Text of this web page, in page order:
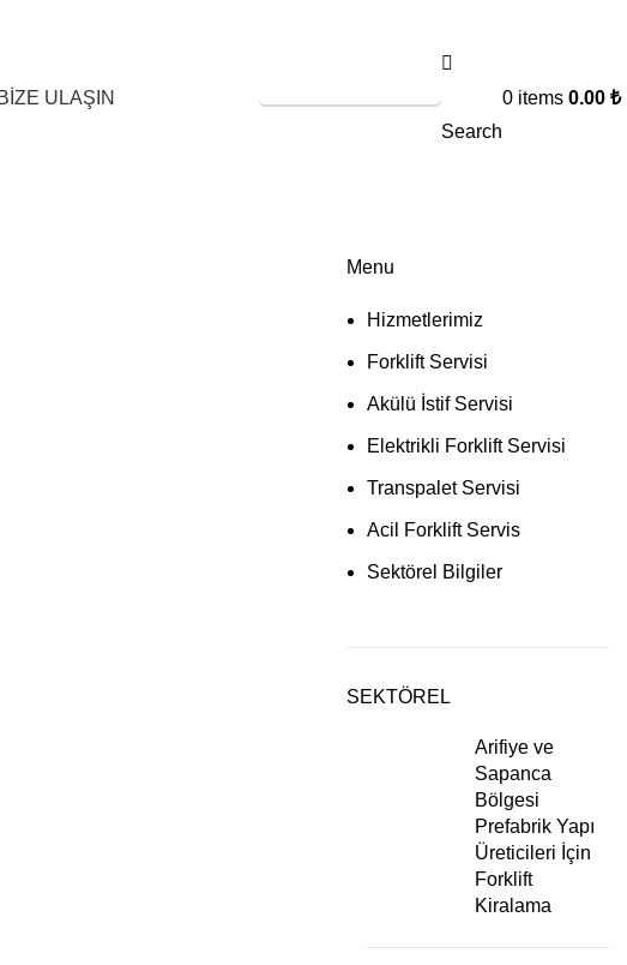
BİZE ULAŞIN
SERVİS TALEBİ
Search
0 items 0.00 ₺
Menu
Hizmetlerimiz
Forklift Servisi
Akülü İstif Servisi
Elektrikli Forklift Servisi
Transpalet Servisi
Acil Forklift Servis
Sektörel Bilgiler
SEKTÖREL
Arifiye ve
Sapanca
Bölgesi
Prefabrik Yapı
Üreticileri İçin
Forklift
Kiralama